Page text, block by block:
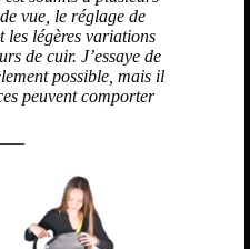
vue, le réglage de
les légères variations
de cuir. J’essaye de
possible, mais il
peuvent comporter